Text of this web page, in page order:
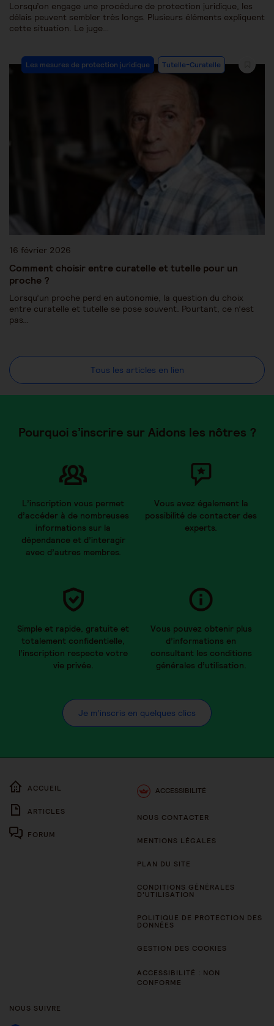
Lorsqu’on engage une procédure de protection juridique, les
délais peuvent sembler très longs. Plusieurs éléments expliquent
cette situation. Le juge…
Les mesures de protection juridique Tutelle-Curatelle
16 février 2026
Comment choisir entre curatelle et tutelle pour un
proche ?
Lorsqu’un proche perd en autonomie, la question du choix
entre curatelle et tutelle se pose souvent. Pourtant, ce n’est
pas…
Tous les articles en lien
Pourquoi s’inscrire sur Aidons les nôtres ?
L’inscription vous permet
d’accéder à de nombreuses
informations sur la
dépendance et d’interagir
avec d’autres membres.
Vous avez également la
possibilité de contacter des
experts.
Simple et rapide, gratuite et
totalement confidentielle,
l’inscription respecte votre
vie privée.
Vous pouvez obtenir plus
d’informations en
consultant les conditions
générales d’utilisation.
Je m’inscris en quelques clics
ACCUEIL
ARTICLES
FORUM
ACCESSIBILITÉ
NOUS CONTACTER
MENTIONS LÉGALES
PLAN DU SITE
CONDITIONS GÉNÉRALES
D’UTILISATION
POLITIQUE DE PROTECTION DES
DONNÉES
GESTION DES COOKIES
ACCESSIBILITÉ : NON
CONFORME
NOUS SUIVRE